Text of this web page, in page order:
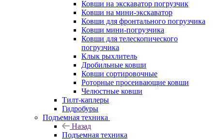
Ковши на экскаватор погрузчик
Ковши на мини-экскаватор
Ковши для фронтального погрузчика
Ковши мини-погрузчика
Ковши для телескопического
погрузчика
Клык рыхлитель
Дробильные ковши
Ковши сортировочные
Роторные просеивающие ковши
Челюстные ковши
Тилт-каплеры
Гидробуры
Подъемная техника
Назад
Подъемная техника